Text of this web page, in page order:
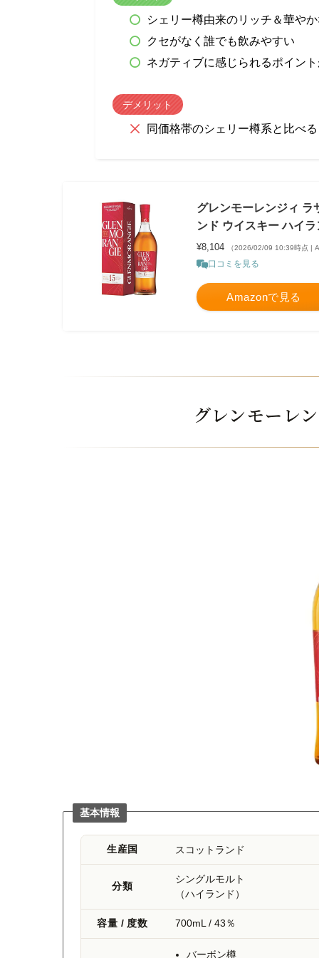
シェリー樽由来のリッチ＆華や
クセがなく誰でも飲みやすい
ネガティブに感じられるポイン
デメリット
同価格帯のシェリー樽系と比べ
グレンモーレンジィ ラ
ンド ウイスキー ハイ
¥8,104 （2026/02/09 10:39時点 |
口コミを見る
Amazonで見る
グレンモーレ
基本情報
生産国 スコットランド
分類
シングルモルト
（ハイランド）
容量 / 度数 700mL / 43％
バーボン樽